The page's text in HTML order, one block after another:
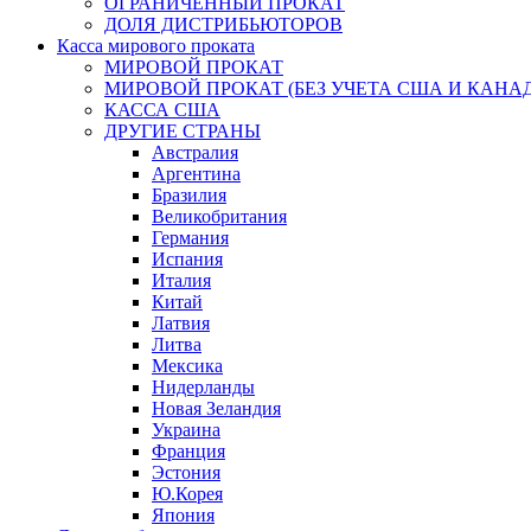
ДОЛЯ ДИСТРИБЬЮТОРОВ
Касса мирового проката
МИРОВОЙ ПРОКАТ
МИРОВОЙ ПРОКАТ (БЕЗ УЧЕТА США И
КАССА США
ДРУГИЕ СТРАНЫ
Австралия
Аргентина
Бразилия
Великобритания
Германия
Испания
Италия
Китай
Латвия
Литва
Мексика
Нидерланды
Новая Зеландия
Украина
Франция
Эстония
Ю.Корея
Япония